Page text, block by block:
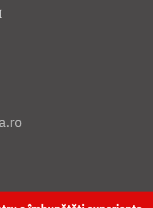
CATEDRALA NAȚIONALĂ